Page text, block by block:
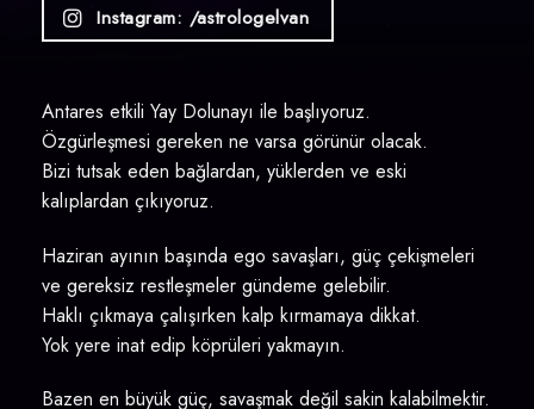
Instagram: /astrologelvan
Antares etkili Yay Dolunayı ile başlıyoruz.
Özgürleşmesi gereken ne varsa görünür olacak.
Bizi tutsak eden bağlardan, yüklerden ve eski
kalıplardan çıkıyoruz.
Haziran ayının başında ego savaşları, güç çekişmeleri
ve gereksiz restleşmeler gündeme gelebilir.
Haklı çıkmaya çalışırken kalp kırmamaya dikkat.
Yok yere inat edip köprüleri yakmayın.
Bazen en büyük güç, savaşmak değil sakin kalabilmektir.